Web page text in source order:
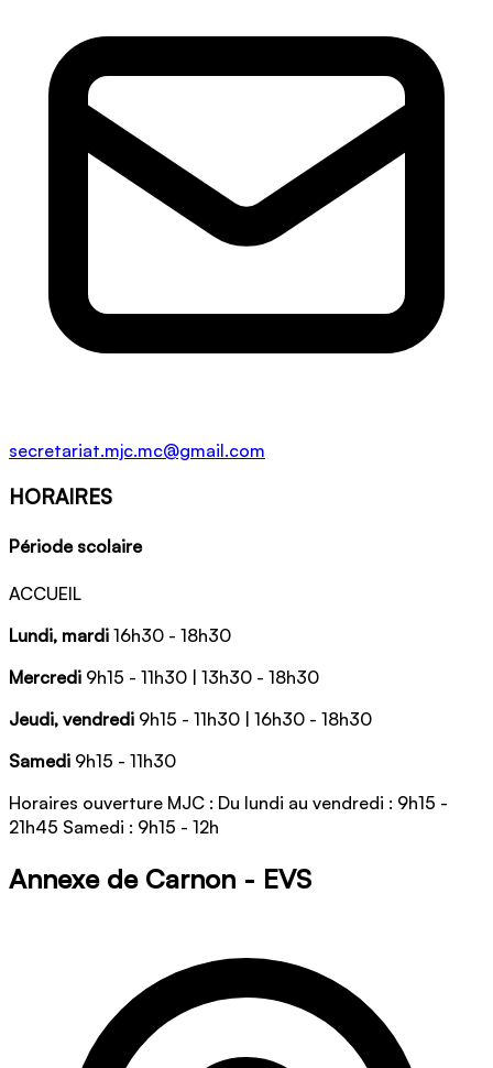
secretariat.mjc.mc@gmail.com
HORAIRES
Période scolaire
ACCUEIL
Lundi, mardi 16h30 - 18h30
Mercredi 9h15 - 11h30 | 13h30 - 18h30
Jeudi, vendredi 9h15 - 11h30 | 16h30 - 18h30
Samedi 9h15 - 11h30
Horaires ouverture MJC : Du lundi au vendredi : 9h15 -
21h45 Samedi : 9h15 - 12h
Annexe de Carnon - EVS